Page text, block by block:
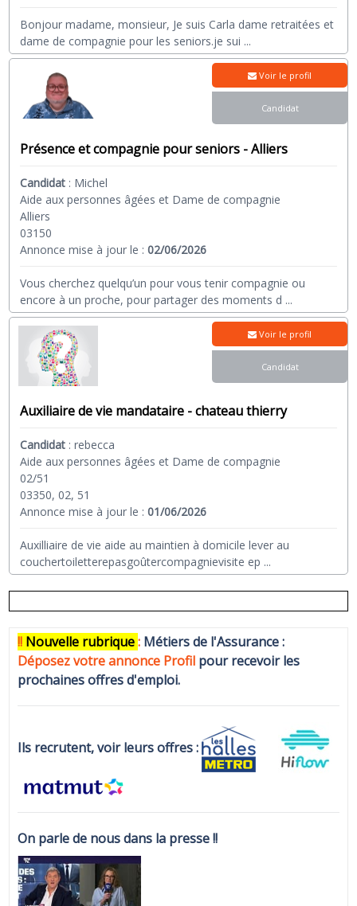
Bonjour madame, monsieur, Je suis Carla dame retraitées et
dame de compagnie pour les seniors.je sui ...
Présence et compagnie pour seniors - Alliers
Candidat : Michel
Aide aux personnes âgées et Dame de compagnie
Alliers
03150
Annonce mise à jour le :02/06/2026
Vous cherchez quelqu’un pour vous tenir compagnie ou
encore à un proche, pour partager des moments d ...
Voir le profil
Candidat
Auxiliaire de vie mandataire - chateau thierry
Candidat :rebecca
Aide aux personnes âgées et Dame de compagnie
02/51
03350, 02, 51
Annonce mise à jour le :01/06/2026
Auxilliaire de vie aide au maintien à domicile lever au
couchertoiletterepasgoûtercompagnievisite ep ...
Voir le profil
Candidat
!! Nouvelle rubrique: Métiers de l'Assurance :
Déposez votre annonce Profil pour recevoir les
prochaines offres d'emploi.
Ils recrutent, voir leurs offres :
On parle de nous dans la presse !!